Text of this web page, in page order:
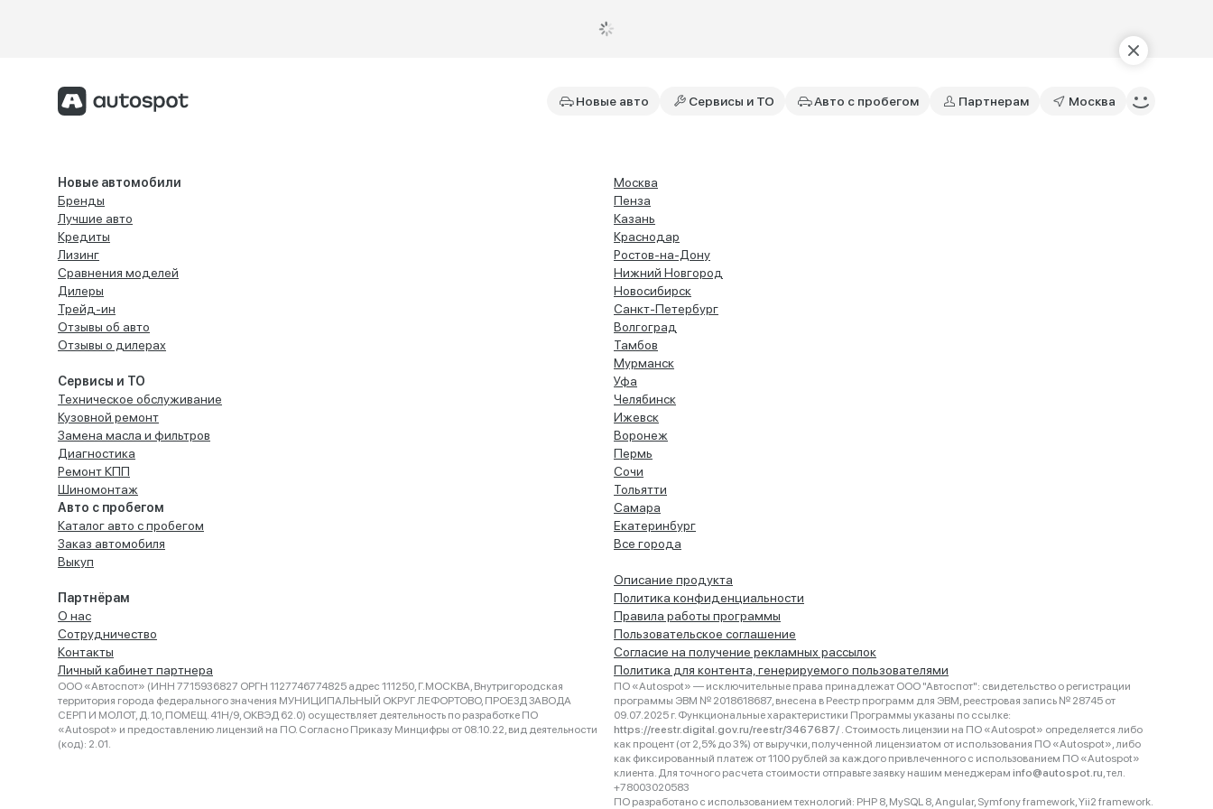
Новые авто Сервисы и ТО Авто с пробегом Партнерам Москва
Новые автомобили
Бренды
Лучшие авто
Кредиты
Лизинг
Сравнения моделей
Дилеры
Трейд-ин
Отзывы об авто
Отзывы о дилерах
Сервисы и ТО
Техническое обслуживание
Кузовной ремонт
Замена масла и фильтров
Диагностика
Ремонт КПП
Шиномонтаж
Авто с пробегом
Каталог авто с пробегом
Заказ автомобиля
Выкуп
Партнёрам
О нас
Сотрудничество
Контакты
Личный кабинет партнера
Москва
Пенза
Казань
Краснодар
Ростов-на-Дону
Нижний Новгород
Новосибирск
Санкт-Петербург
Волгоград
Тамбов
Мурманск
Уфа
Челябинск
Ижевск
Воронеж
Пермь
Сочи
Тольятти
Самара
Екатеринбург
Все города
Описание продукта
Политика конфиденциальности
Правила работы программы
Пользовательское соглашение
Согласие на получение рекламных рассылок
Политика для контента, генерируемого пользователями
ООО «Автоспот» (ИНН 7715936827 ОРГН 1127746774825 адрес 111250, Г.МОСКВА, Внутригородская
территория города федерального значения МУНИЦИПАЛЬНЫЙ ОКРУГ ЛЕФОРТОВО, ПРОЕЗД ЗАВОДА
СЕРП И МОЛОТ, Д. 10, ПОМЕЩ. 41Н/9, ОКВЭД 62.0) осуществляет деятельность по разработке ПО
«Autospot» и предоставлению лицензий на ПО. Согласно Приказу Минцифры от 08.10.22, вид деятельности
(код): 2.01.
ПО «Autospot» — исключительные права принадлежат ООО "Автоспот": свидетельство о регистрации
программы ЭВМ № 2018618687, внесена в Реестр программ для ЭВМ, реестровая запись № 28745 от
09.07.2025 г. Функциональные характеристики Программы указаны по ссылке:
https://reestr.digital.gov.ru/reestr/3467687/ . Стоимость лицензии на ПО «Autospot» определяется либо
как процент (от 2,5% до 3%) от выручки, полученной лицензиатом от использования ПО «Autospot», либо
как фиксированный платеж от 1100 рублей за каждого привлеченного с использованием ПО «Autospot»
клиента. Для точного расчета стоимости отправьте заявку нашим менеджерам info@autospot.ru, тел.
+78003020583
ПО разработано с использованием технологий: PHP 8, MySQL 8, Angular, Symfony framework, Yii2 framework.